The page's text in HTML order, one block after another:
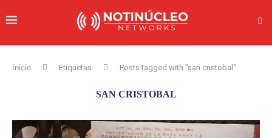
Inicio Etiquetas Posts tagged with "san cristobal"
SAN CRISTOBAL